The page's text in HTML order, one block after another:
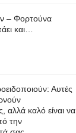
– Φορτούνα
και…
Αυτές
αλλά καλό είναι να
την